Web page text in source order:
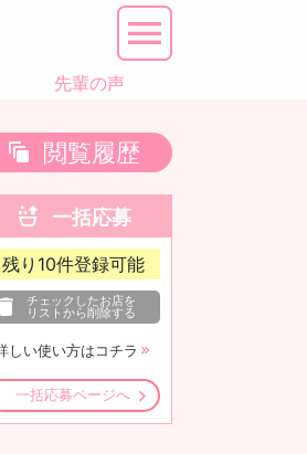
先輩の声
閲覧履歴
一括応募
残り 10件登録可能
チェックしたお店を
リストから削除する
しい使い方はコチラ
一括応募ページへ